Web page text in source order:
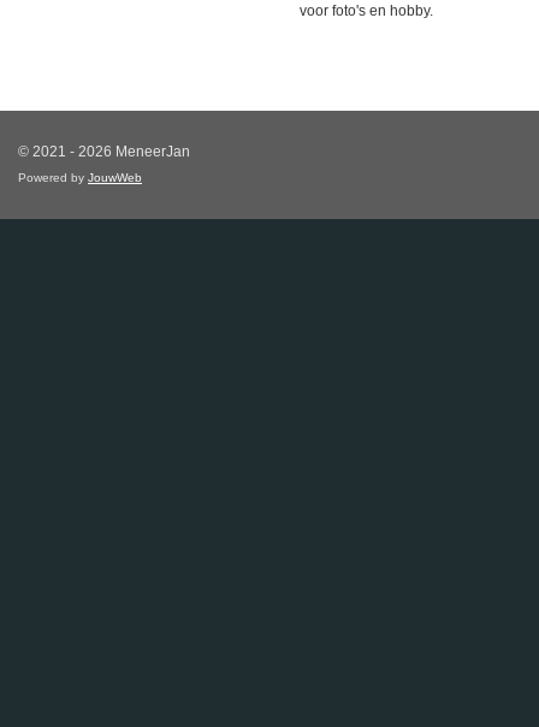
voor foto's en hobby.
© 2021 - 2026 MeneerJan
Powered by JouwWeb